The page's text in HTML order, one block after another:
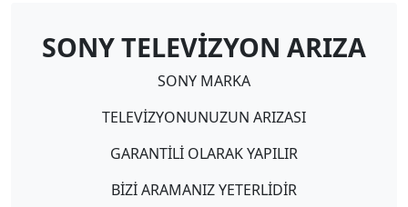
SONY TELEVİZYON ARIZA
SONY MARKA
TELEVİZYONUNUZUN ARIZASI
GARANTİLİ OLARAK YAPILIR
BİZİ ARAMANIZ YETERLİDİR